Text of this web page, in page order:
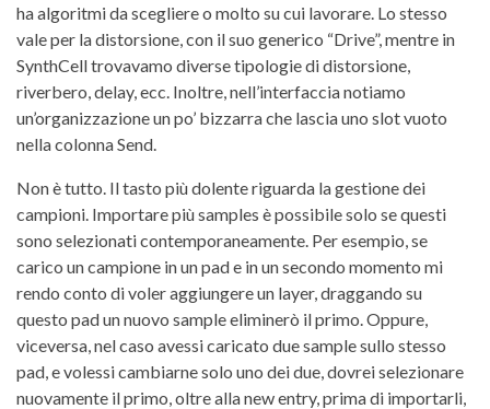
ha algoritmi da scegliere o molto su cui lavorare. Lo stesso
vale per la distorsione, con il suo generico “Drive”, mentre in
SynthCell trovavamo diverse tipologie di distorsione,
riverbero, delay, ecc. Inoltre, nell’interfaccia notiamo
un’organizzazione un po’ bizzarra che lascia uno slot vuoto
nella colonna Send.
Non è tutto. Il tasto più dolente riguarda la gestione dei
campioni. Importare più samples è possibile solo se questi
sono selezionati contemporaneamente. Per esempio, se
carico un campione in un pad e in un secondo momento mi
rendo conto di voler aggiungere un layer, draggando su
questo pad un nuovo sample eliminerò il primo. Oppure,
viceversa, nel caso avessi caricato due sample sullo stesso
pad, e volessi cambiarne solo uno dei due, dovrei selezionare
nuovamente il primo, oltre alla new entry, prima di importarli,